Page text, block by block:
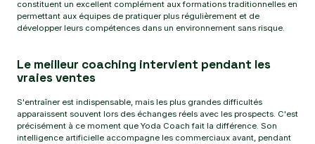
constituent un excellent complément aux formations traditionnelles en
permettant aux équipes de pratiquer plus régulièrement et de
développer leurs compétences dans un environnement sans risque.
Le meilleur coaching intervient pendant les
vraies ventes
S'entraîner est indispensable, mais les plus grandes difficultés
apparaissent souvent lors des échanges réels avec les prospects. C'est
précisément à ce moment que Yoda Coach fait la différence. Son
intelligence artificielle accompagne les commerciaux avant, pendant